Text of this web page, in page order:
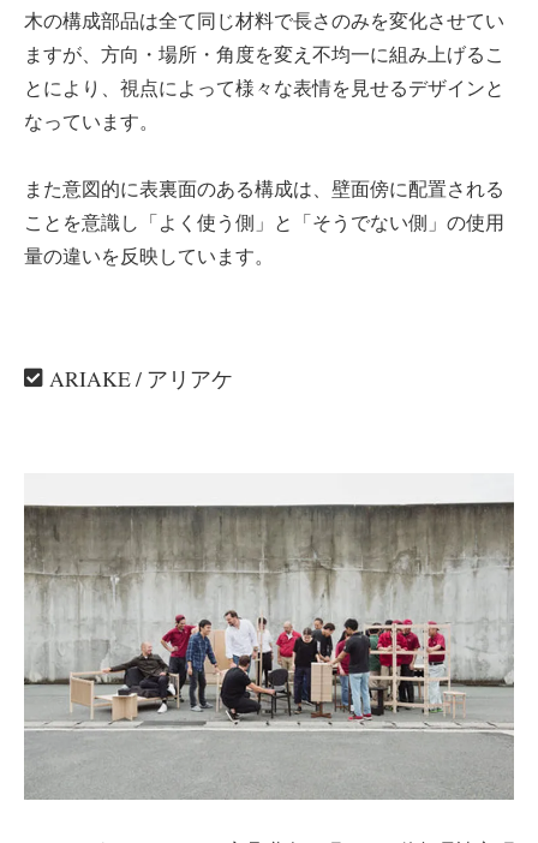
木の構成部品は全て同じ材料で長さのみを変化させてい
ますが、方向・場所・角度を変え不均一に組み上げるこ
とにより、視点によって様々な表情を見せるデザインと
なっています。
また意図的に表裏面のある構成は、壁面傍に配置される
ことを意識し「よく使う側」と「そうでない側」の使用
量の違いを反映しています。
ARIAKE / アリアケ